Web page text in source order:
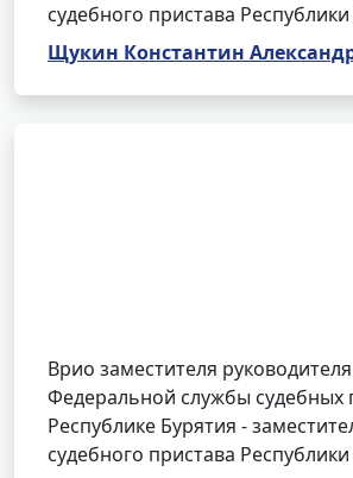
судебного пристава
Щукин Константин
Врио заместителя
Федеральной службы судебных
Республике Бурятия -
судебного пристава